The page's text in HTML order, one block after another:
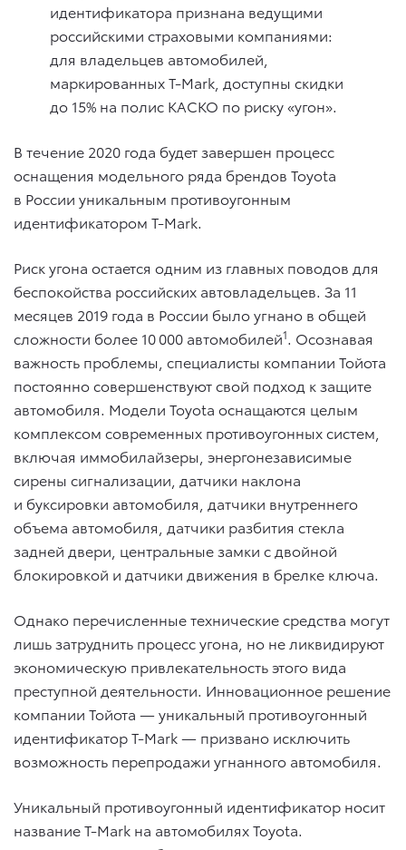
идентификатора признана ведущими
российскими страховыми компаниями:
для владельцев автомобилей,
маркированных T-Mark, доступны скидки
до 15% на полис КАСКО по риску «угон».
В течение 2020 года будет завершен процесс
оснащения модельного ряда брендов Toyota
в России уникальным противоугонным
идентификатором T-Mark.
Риск угона остается одним из главных поводов для
беспокойства российских автовладельцев. За 11
месяцев 2019 года в России было угнано в общей
сложности более 10 000 автомобилей1. Осознавая
важность проблемы, специалисты компании Тойота
постоянно совершенствуют свой подход к защите
автомобиля. Модели Toyota оснащаются целым
комплексом современных противоугонных систем,
включая иммобилайзеры, энергонезависимые
сирены сигнализации, датчики наклона
и буксировки автомобиля, датчики внутреннего
объема автомобиля, датчики разбития стекла
задней двери, центральные замки с двойной
блокировкой и датчики движения в брелке ключа.
Однако перечисленные технические средства могут
лишь затруднить процесс угона, но не ликвидируют
экономическую привлекательность этого вида
преступной деятельности. Инновационное решение
компании Тойота — уникальный противоугонный
идентификатор T-Mark — призвано исключить
возможность перепродажи угнанного автомобиля.
Уникальный противоугонный идентификатор носит
название T-Mark на автомобилях Toyota.